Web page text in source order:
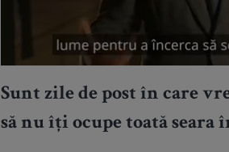
Sunt zile de post în care
să nu îți ocupe toată seara